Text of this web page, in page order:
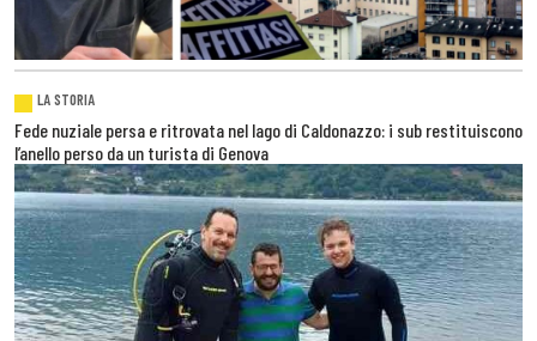
LA STORIA
Fede nuziale persa e ritrovata nel lago di Caldonazzo: i sub restituiscono
l’anello perso da un turista di Genova